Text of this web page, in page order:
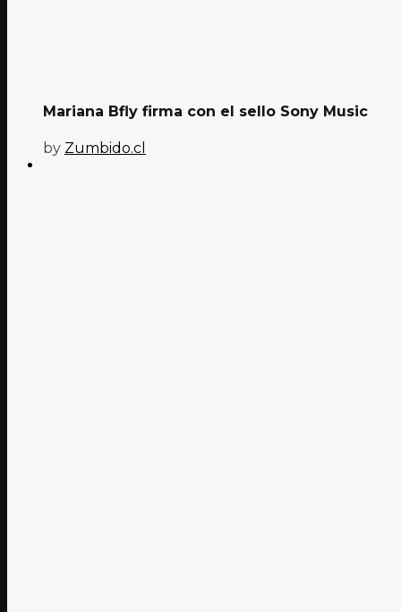
Mariana Bfly firma con el sello Sony Music
by Zumbido.cl